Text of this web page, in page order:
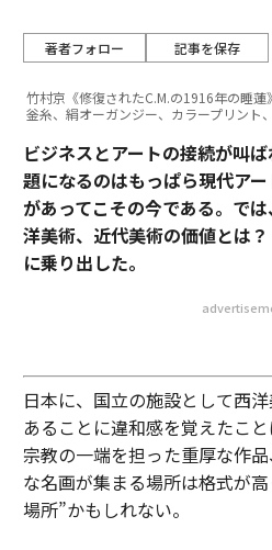
著者フォロー 記事を保存
竹村京《修復されたC.M.の1916年の睡蓮
釡糸、絹オーガンジー、カラープリント
ビジネスとアートの接続が叫
題になるのはもっぱら現代ア
があってこその今である。で
洋美術、近代美術の価値とは
に乗り出した。
日本に、国立の施設として西
あることに違和感を覚えたこ
宗教の一端を担った重厚な作
な名画が集まる場所は格式が
場所”かもしれない。